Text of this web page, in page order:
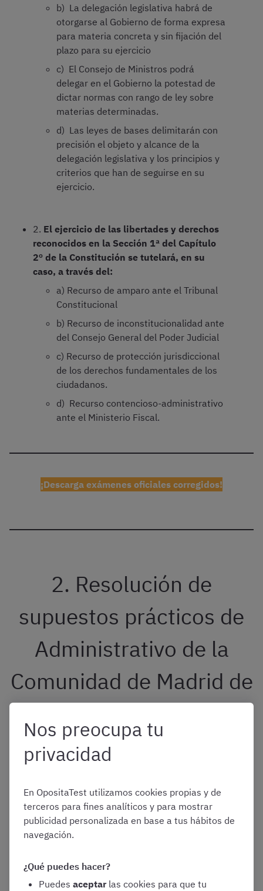
b) La delegación legislativa habrá de
otorgarse al Gobierno de forma expresa
para materia concreta y sin fijación del
plazo para su ejercicio
c) El Consejo de Ministros podrá
delegar en el Gobierno la potestad de
dictar normas con rango de ley sobre
materias determinadas.
d) Las leyes de bases delimitarán con
precisión el objeto y alcance de la
delegación legislativa y los principios y
criterios que han de seguirse en su
ejercicio.
2. El ejercicio de las libertades y derechos
reconocidos en la Sección 1ª del Capítulo
2º de la Constitución se tutelará, en su
caso, a través del:
a) Recurso de amparo ante el Tribunal
Constitucional
b) Recurso de inconstitucionalidad ante
del Consejo General del Poder Judicial
c) Recurso de protección jurisdiccional
de los derechos fundamentales de los
ciudadanos.
d) Recurso contencioso-administrativo
ante el Ministerio Fiscal.
¡Descarga exámenes oficiales corregidos!
2. Resolución de
supuestos prácticos de
Administrativo de la
Comunidad de Madrid de
El segundo ejercicio, también obligatorio y eliminatorio,
Estos supuestos irán dirigidos a apreciar la capacidad de
las personas aspirantes para realizar tareas
administrativas relacionadas con los contenidos de las
“Derecho Administrativo General”, “Gestión de Recursos
Humanos” y “Gestión Financiera”.
Nos preocupa tu
privacidad
En OpositaTest utilizamos cookies propias y de
terceros para fines analíticos y para mostrar
publicidad personalizada en base a tus hábitos de
navegación.
¿Qué puedes hacer?
Puedes aceptar las cookies para que tu